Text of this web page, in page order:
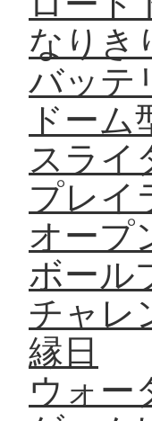
なりき
バッテ
ドーム
スライ
プレイ
オープ
ボール
チャレ
縁日
ウォー